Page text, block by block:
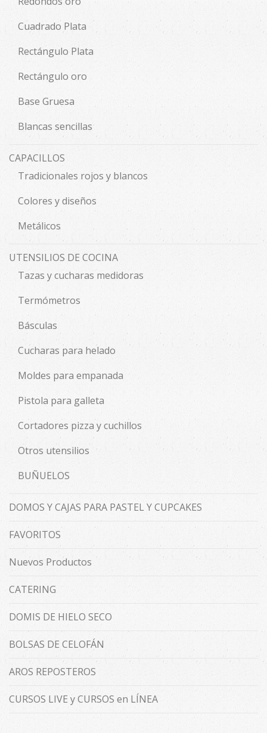
Cuadrado Plata
Rectángulo Plata
Rectángulo oro
Base Gruesa
Blancas sencillas
CAPACILLOS
Tradicionales rojos y blancos
Colores y diseños
Metálicos
UTENSILIOS DE COCINA
Tazas y cucharas medidoras
Termómetros
Básculas
Cucharas para helado
Moldes para empanada
Pistola para galleta
Cortadores pizza y cuchillos
Otros utensilios
BUÑUELOS
DOMOS Y CAJAS PARA PASTEL Y CUPCAKES
FAVORITOS
Nuevos Productos
CATERING
DOMIS DE HIELO SECO
BOLSAS DE CELOFÁN
AROS REPOSTEROS
CURSOS LIVE y CURSOS en LÍNEA